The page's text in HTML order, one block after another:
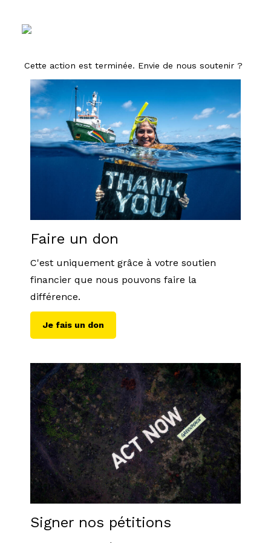
Cette action est terminée. Envie de nous soutenir ?
Faire un don
C'est uniquement grâce à votre soutien
financier que nous pouvons faire la
différence.
Je fais un don
Signer nos pétitions